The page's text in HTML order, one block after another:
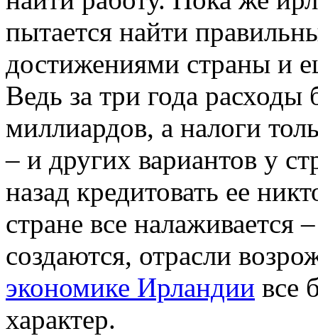
пытается найти
достижениями страны и
Ведь за три года
миллиардов, а налоги
– и других вариантов у
назад кредитовать ее
стране все налаживается
создаются, отрасли
экономике Ирландии все
характер.